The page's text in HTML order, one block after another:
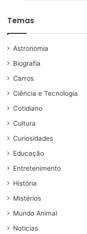
Temas
Astronomia
Biografia
Carros
Ciência e Tecnologia
Cotidiano
Cultura
Curiosidades
Educação
Entretenimento
História
Mistérios
Mundo Animal
Noticias